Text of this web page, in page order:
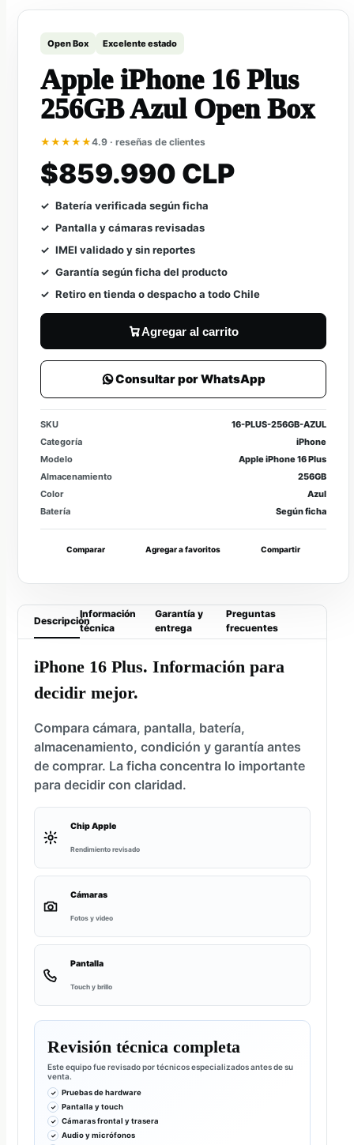
Open Box Excelente estado
Apple iPhone 16 Plus
256GB Azul Open Box
★★★★★4.9 · reseñas de clientes
$859.990 CLP
Batería verificada según ficha
Pantalla y cámaras revisadas
IMEI validado y sin reportes
Garantía según ficha del producto
Retiro en tienda o despacho a todo Chile
Agregar al carrito
Consultar por WhatsApp
SKU
16-PLUS-256GB-AZUL
Categoría
iPhone
Modelo
Apple iPhone 16 Plus
Almacenamiento
256GB
Color
Azul
Batería
Según ficha
Comparar Agregar a favoritos Compartir
Descripción
Información
técnica
Garantía y
entrega
Preguntas
frecuentes
iPhone 16 Plus. Información para
decidir mejor.
Compara cámara, pantalla, batería,
almacenamiento, condición y garantía antes
de comprar. La ficha concentra lo importante
para decidir con claridad.
Chip Apple
Rendimiento revisado
Cámaras
Fotos y video
Pantalla
Touch y brillo
Revisión técnica completa
Este equipo fue revisado por técnicos especializados antes de su
venta.
Pruebas de hardware
Pantalla y touch
Cámaras frontal y trasera
Audio y micrófonos